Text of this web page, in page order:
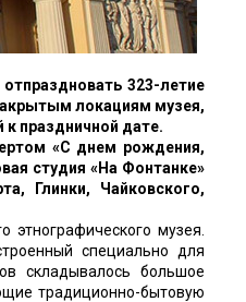
323-летие
локациям музея,
праздничной дате.
«С днем рождения,
студия «На Фонтанке»
Глинки, Чайковского,
этнографического музея.
специально для
складывалось большое
традиционно-бытовую